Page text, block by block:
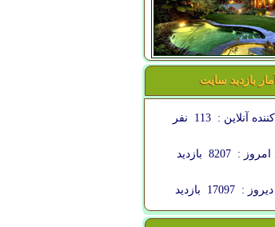
آمار بازدید سایت
آنلاین : 113 نفر
امروز : 8207 بازدید
دیروز : 17097 بازدید